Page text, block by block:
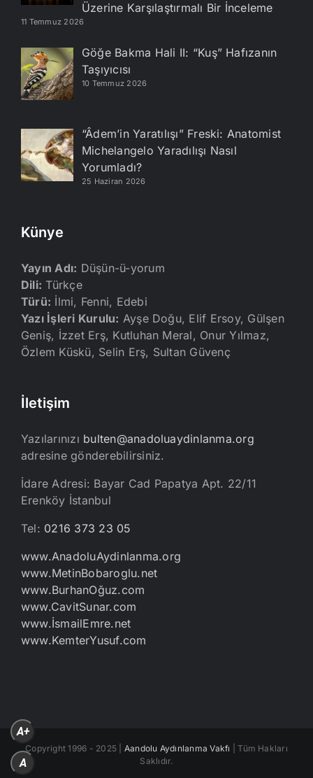
Üzerine Karşılaştırmalı Bir İnceleme
11 Temmuz 2026
Göğe Bakma Hali II: “Kuş” Hafızanın
Taşıyıcısı
10 Temmuz 2026
“Âdem’in Yaratılışı” Freski: Anatomist
Michelangelo Yaradılışı Nasıl
Yorumladı?
25 Haziran 2026
Künye
Yayın Adı: Düşün-ü-yorum
Dili: Türkçe
Türü: İlmi, Fenni, Edebi
Yazı İşleri Kurulu: Ayşe Doğu, Elif Ersoy, Gülşen
Geniş, İzzet Erş, Kutluhan Meral, Onur Yılmaz,
Özlem Küskü, Selin Erş, Sultan Güvenç
İletişim
Yazılarınızı bulten@anadoluaydinlanma.org
adresine gönderebilirsiniz.
İdare Adresi: Bayar Cad Papatya Apt. 22/11
Erenköy İstanbul
Tel: 0216 373 23 05
www.AnadoluAydinlanma.org
www.MetinBobaroglu.net
www.BurhanOğuz.com
www.CavitSunar.com
www.İsmailEmre.net
www.KemterYusuf.com
Copyright 1996 - 2025 | Aandolu Aydınlanma Vakfı
| Tüm Hakları
Saklıdır.
A+
A